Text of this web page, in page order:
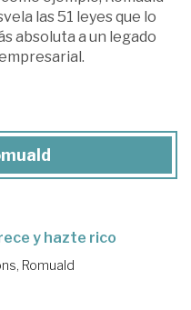
las 51 leyes que lo
absoluta a un legado
y hazte rico
Romuald